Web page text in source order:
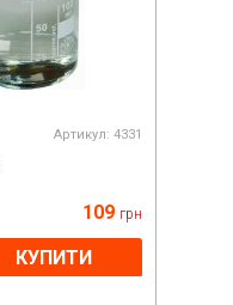
Артикул: 4331
109 грн
КУПИТИ